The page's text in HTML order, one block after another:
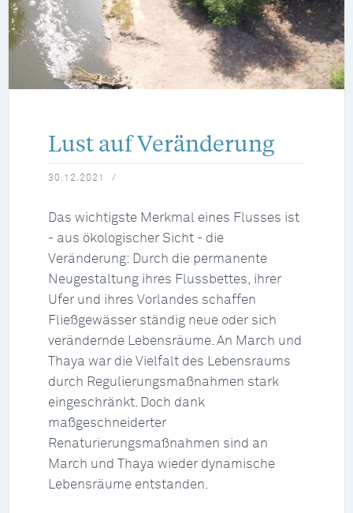
Lust auf Veränderung
30.12.2021
Das wichtigste Merkmal eines Flusses ist
- aus ökologischer Sicht - die
Veränderung: Durch die permanente
Neugestaltung ihres Flussbettes, ihrer
Ufer und ihres Vorlandes schaffen
Fließgewässer ständig neue oder sich
verändernde Lebensräume. An March und
Thaya war die Vielfalt des Lebensraums
durch Regulierungsmaßnahmen stark
eingeschränkt. Doch dank
maßgeschneiderter
Renaturierungsmaßnahmen sind an
March und Thaya wieder dynamische
Lebensräume entstanden.